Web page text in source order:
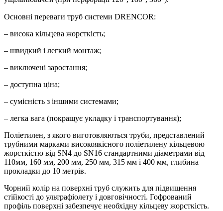
Основні переваги труб системи DRENCOR:
– висока кільцева жорсткість;
– швидкий і легкий монтаж;
– виключені заростання;
– доступна ціна;
– сумісність з іншими системами;
– легка вага (покращує укладку і транспортування);
Поліетилен, з якого виготовляються труби, представлений
трубними марками високоякісного поліетилену кільцевою
жорсткістю від SN4 до SN16 стандартними діаметрами від
110мм, 160 мм, 200 мм, 250 мм, 315 мм і 400 мм, глибина
прокладки до 10 метрів.
Чорний колір на поверхні труб служить для підвищення
стійкості до ультрафіолету і довговічності. Гофрований
профіль поверхні забезпечує необхідну кільцеву жорсткість.